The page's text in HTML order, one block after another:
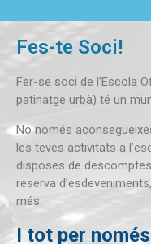
Fes-te Soci!
Fer-se soci de l’Escola
patinatge urbà) té un
No només
les teves activitats a
disposes de
reserva
més.
I tot per